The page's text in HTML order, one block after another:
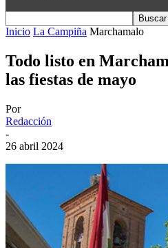
Inicio La Campiña Marchamalo
Todo listo en
las fiestas de mayo
Por
Redacción
-
26 abril 2024